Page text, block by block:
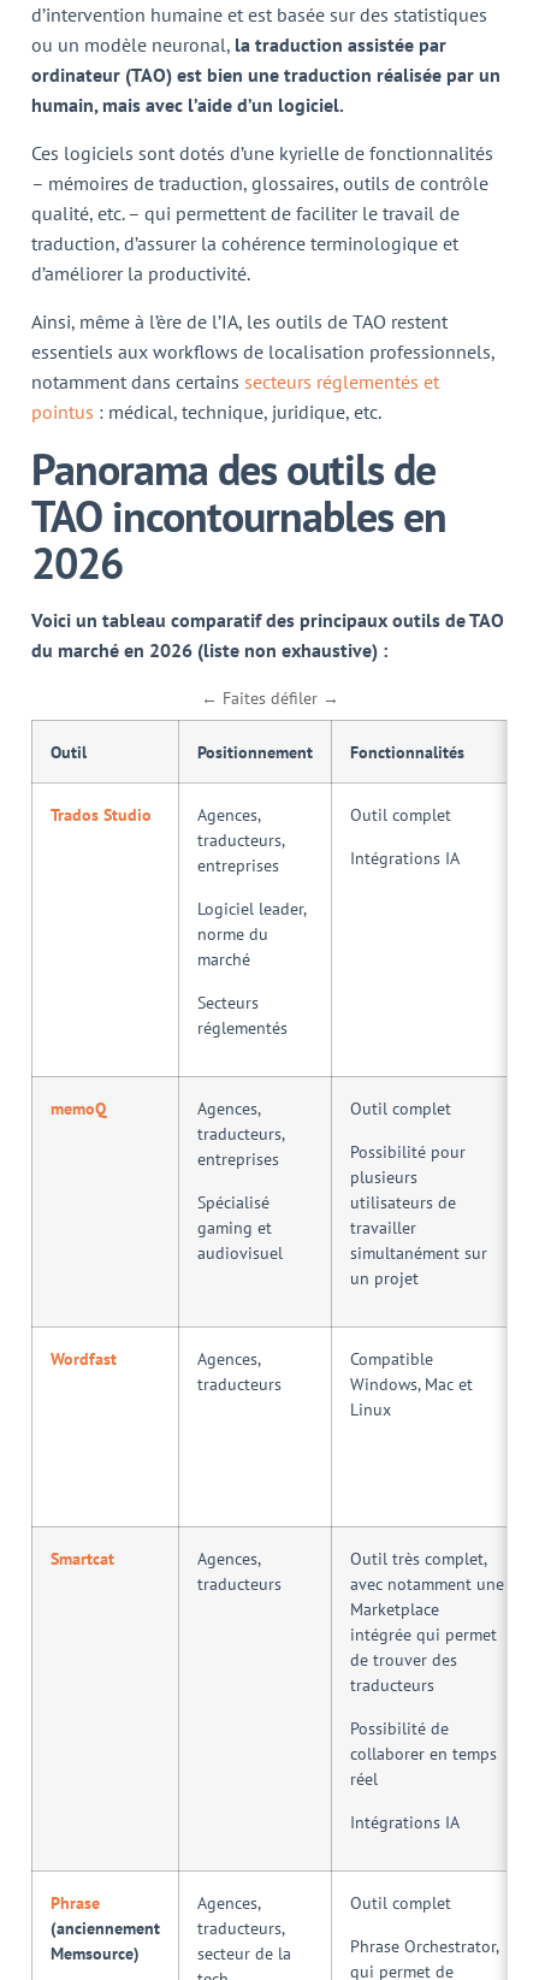
d’intervention humaine et est basée sur des statistiques
ou un modèle neuronal, la traduction assistée par
ordinateur (TAO) est bien une traduction réalisée par un
humain, mais avec l’aide d’un logiciel.
Ces logiciels sont dotés d’une kyrielle de fonctionnalités
– mémoires de traduction, glossaires, outils de contrôle
qualité, etc. – qui permettent de faciliter le travail de
traduction, d’assurer la cohérence terminologique et
d’améliorer la productivité.
Ainsi, même à l’ère de l’IA, les outils de TAO restent
essentiels aux workflows de localisation professionnels,
notamment dans certains secteurs réglementés et
pointus : médical, technique, juridique, etc.
Panorama des outils de
TAO incontournables en
2026
Voici un tableau comparatif des principaux outils de TAO
du marché en 2026 (liste non exhaustive) :
← Faites défiler →
Outil Positionnement Fonctionnalités
Trados Studio
Agences,
traducteurs,
entreprises
Logiciel leader,
norme du
marché
Secteurs
réglementés
Outil complet
Intégrations IA
memoQ
Agences,
traducteurs,
entreprises
Spécialisé
gaming et
audiovisuel
Outil complet
Possibilité pour
plusieurs
utilisateurs de
travailler
simultanément sur
un projet
Wordfast
Agences,
traducteurs
Compatible
Windows, Mac et
Linux
Smartcat
Agences,
traducteurs
Outil très complet,
avec notamment une
Marketplace
intégrée qui permet
de trouver des
traducteurs
Possibilité de
collaborer en temps
réel
Intégrations IA
Phrase
(anciennement
Memsource)
Agences,
traducteurs,
secteur de la
Outil complet
Phrase Orchestrator,
qui permet de